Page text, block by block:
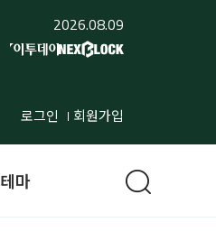
2026.08.09
로그인 회원가입
테마